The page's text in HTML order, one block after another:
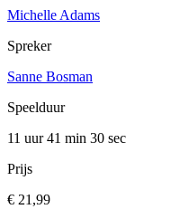
Michelle Adams
Spreker
Sanne Bosman
Speelduur
11 uur 41 min 30 sec
Prijs
€ 21,99